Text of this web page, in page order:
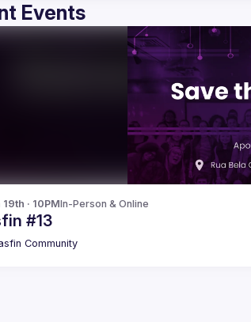
Events
· 10PMIn-Person & Online
#13
Community